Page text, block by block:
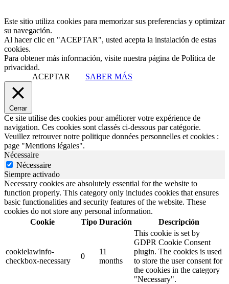
Este sitio utiliza cookies para memorizar sus preferencias y optimizar
su navegación.
Al hacer clic en "ACEPTAR", usted acepta la instalación de estas
cookies.
Para obtener más información, visite nuestra página de Política de
privacidad.
ACEPTAR
SABER MÁS
Cerrar
Ce site utilise des cookies pour améliorer votre expérience de
navigation. Ces cookies sont classés ci-dessous par catégorie.
Veuillez retrouver notre politique données personnelles et cookies :
page "Mentions légales".
Nécessaire
Nécessaire
Siempre activado
Necessary cookies are absolutely essential for the website to
function properly. This category only includes cookies that ensures
basic functionalities and security features of the website. These
cookies do not store any personal information.
Cookie
Tipo Duración Descripción
cookielawinfo-
checkbox-necessary
0
11
months
This cookie is set by
GDPR Cookie Consent
plugin. The cookies is used
to store the user consent for
the cookies in the category
"Necessary".